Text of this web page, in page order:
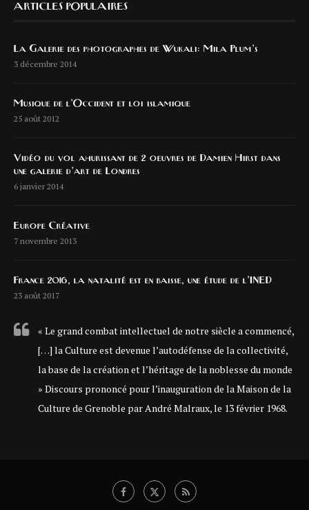
ARTICLES POPULAIRES
La Galerie des photographes de Wukali: Mila Plum’s
3 décembre 2014
Musique de l’Occident et loi islamique
25 août 2012
Vidéo du vol ahurissant de 2 oeuvres de Damien Hirst dans
une galerie d’art de Londres
6 janvier 2014
Europe Créative
7 novembre 2013
France 2016, la natalité est en baisse, une étude de l’INED
23 août 2017
« Le grand combat intellectuel de notre siècle a commencé,
[…] la Culture est devenue l’autodéfense de la collectivité,
la base de la création et l’héritage de la noblesse du monde
» Discours prononcé pour l’inauguration de la Maison de la
Culture de Grenoble par André Malraux, le 13 février 1968.